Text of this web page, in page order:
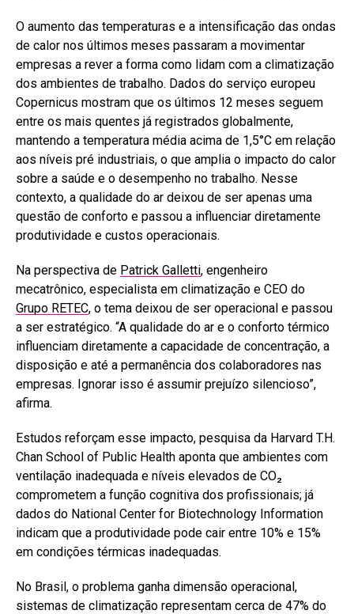
O aumento das temperaturas e a intensificação das ondas
de calor nos últimos meses passaram a movimentar
empresas a rever a forma como lidam com a climatização
dos ambientes de trabalho. Dados do serviço europeu
Copernicus mostram que os últimos 12 meses seguem
entre os mais quentes já registrados globalmente,
mantendo a temperatura média acima de 1,5°C em relação
aos níveis pré industriais, o que amplia o impacto do calor
sobre a saúde e o desempenho no trabalho. Nesse
contexto, a qualidade do ar deixou de ser apenas uma
questão de conforto e passou a influenciar diretamente
produtividade e custos operacionais.
Na perspectiva de Patrick Galletti, engenheiro
mecatrônico, especialista em climatização e CEO do
Grupo RETEC, o tema deixou de ser operacional e passou
a ser estratégico. “A qualidade do ar e o conforto térmico
influenciam diretamente a capacidade de concentração, a
disposição e até a permanência dos colaboradores nas
empresas. Ignorar isso é assumir prejuízo silencioso”,
afirma.
Estudos reforçam esse impacto, pesquisa da Harvard T.H.
Chan School of Public Health aponta que ambientes com
ventilação inadequada e níveis elevados de CO₂
comprometem a função cognitiva dos profissionais; já
dados do National Center for Biotechnology Information
indicam que a produtividade pode cair entre 10% e 15%
em condições térmicas inadequadas.
No Brasil, o problema ganha dimensão operacional,
sistemas de climatização representam cerca de 47% do